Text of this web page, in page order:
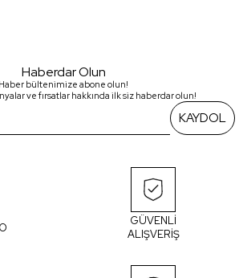
Haberdar Olun
Haber bültenimize abone olun!
ve fırsatlar hakkında ilk siz haberdar olun!
KAYDOL
GÜVENLİ
ALIŞVERİŞ